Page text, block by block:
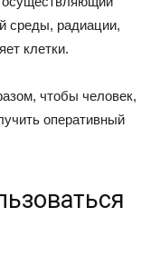
среды, радиации,
клетки.
чтобы человек,
оперативный